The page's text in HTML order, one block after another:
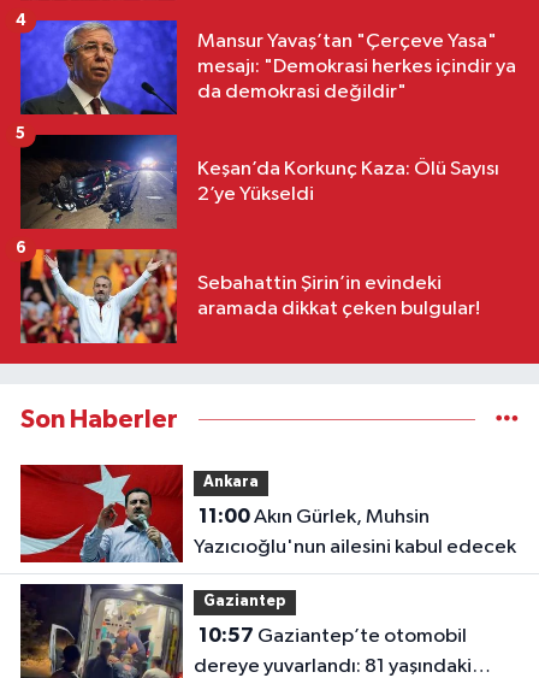
Mansur Yavaş’tan "Çerçeve Yasa"
mesajı: "Demokrasi herkes içindir ya
da demokrasi değildir"
4
Keşan’da Korkunç Kaza: Ölü Sayısı
2’ye Yükseldi
5
Sebahattin Şirin’in evindeki
aramada dikkat çeken bulgular!
6
Son Haberler
Ankara
11:00Akın Gürlek, Muhsin
Yazıcıoğlu'nun ailesini kabul edecek
Gaziantep
10:57
dereye yuvarlandı: 81 yaşındaki